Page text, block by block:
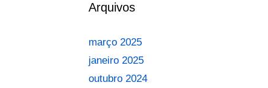
Arquivos
março 2025
janeiro 2025
outubro 2024